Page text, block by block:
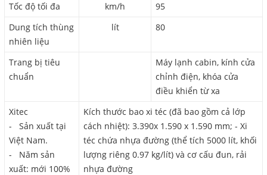
Tốc độ tối đa km/h
95
Dung tích thùng
nhiên liệu
lít 80
Trang bị tiêu
chuẩn
Máy lạnh cabin, kính cửa
chỉnh điện, khóa cửa
điều khiển từ xa
Xitec
- Sản xuất tại
Việt Nam.
- Năm sản
xuất: mới 100%
Kích thước bao xi téc (đã bao gồm cả lớp
cách nhiệt): 3.390x 1.590 x 1.590 mm; - Xi
téc chứa nhựa đường (thể tích 5000 lít, khối
lượng riêng 0.97 kg/lít) và cơ cấu đun, rải
nhựa đường